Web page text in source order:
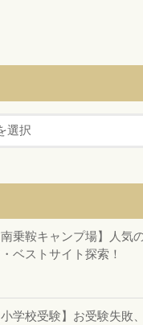
南乗鞍キャンプ場】人気
ベストサイト探索！
小学校受験】お受験失敗